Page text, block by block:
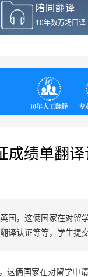
证明翻译
英文版翻
陪同翻译
10年数万场口译
成绩单翻
国，这俩国家在对留
译认证等等，学生提
这俩国家在对留学申